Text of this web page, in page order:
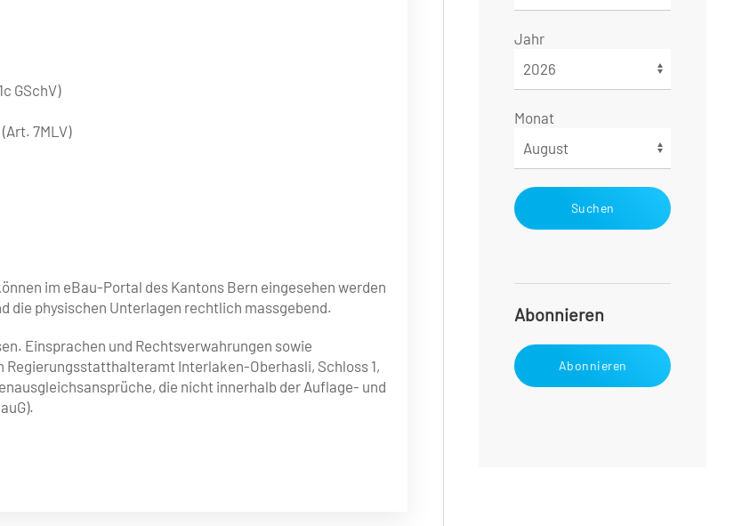
GSchV)
7MLV)
im eBau-Portal des Kantons Bern eingesehen werden
die physischen Unterlagen rechtlich massgebend.
Einsprachen und Rechtsverwahrungen sowie
Interlaken-Oberhasli, Schloss 1,
die nicht innerhalb der Auflage- und
Jahr
Monat
Suchen
Abonnieren
Abonnieren